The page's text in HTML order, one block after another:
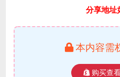
分享地址
本内容需
购买查